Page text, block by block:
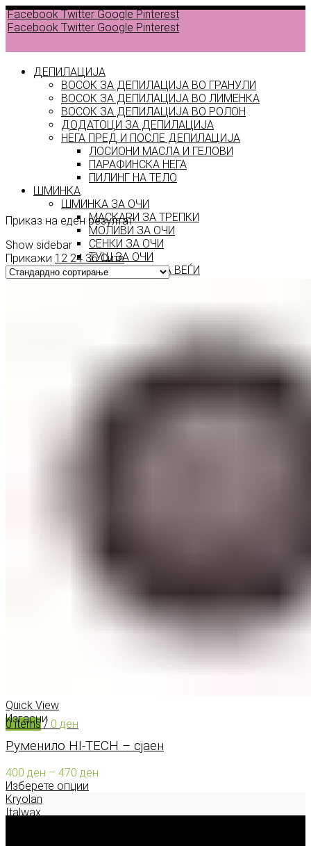
Facebook Twitter Google Pinterest
Facebook Twitter Google Pinterest
ДЕПИЛАЦИЈА
ВОСОК ЗА ДЕПИЛАЦИЈА ВО ГРАНУЛИ
ВОСОК ЗА ДЕПИЛАЦИЈА ВО ЛИМЕНКА
ВОСОК ЗА ДЕПИЛАЦИЈА ВО РОЛОН
ДОДАТОЦИ ЗА ДЕПИЛАЦИЈА
НЕГА ПРЕД И ПОСЛЕ ДЕПИЛАЦИЈА
ЛОСИОНИ МАСЛА И ГЕЛОВИ
ПАРАФИНСКА НЕГА
ПИЛИНГ НА ТЕЛО
ШМИНКА
ШМИНКА ЗА ОЧИ
МАСКАРИ ЗА ТРЕПКИ
МОЛИВИ ЗА ОЧИ
СЕНКИ ЗА ОЧИ
ТУШ ЗА ОЧИ
ПРОИЗВОДИ ЗА ВЕЃИ
ШМИНКА ЗА УСНИ
ПУДРИ ЗА ЛИЦЕ
КОРЕКТОРИ ЗА ЛИЦЕ
ДОДАТОЦИ ЗА ШМИНКА
0items / 0 ден
46
Приказ на еден резултат
Show sidebar
Прикажи 12 24 36 Сите
Quick View
Изгасни
Руменило HI-TECH – сјаен
400 ден – 470 ден
Изберете опции
Kryolan
Italwax